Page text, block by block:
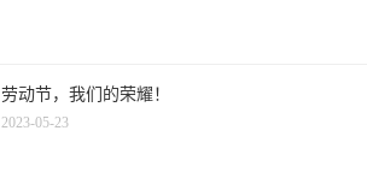
劳动节，我们的荣耀！
2023-05-23